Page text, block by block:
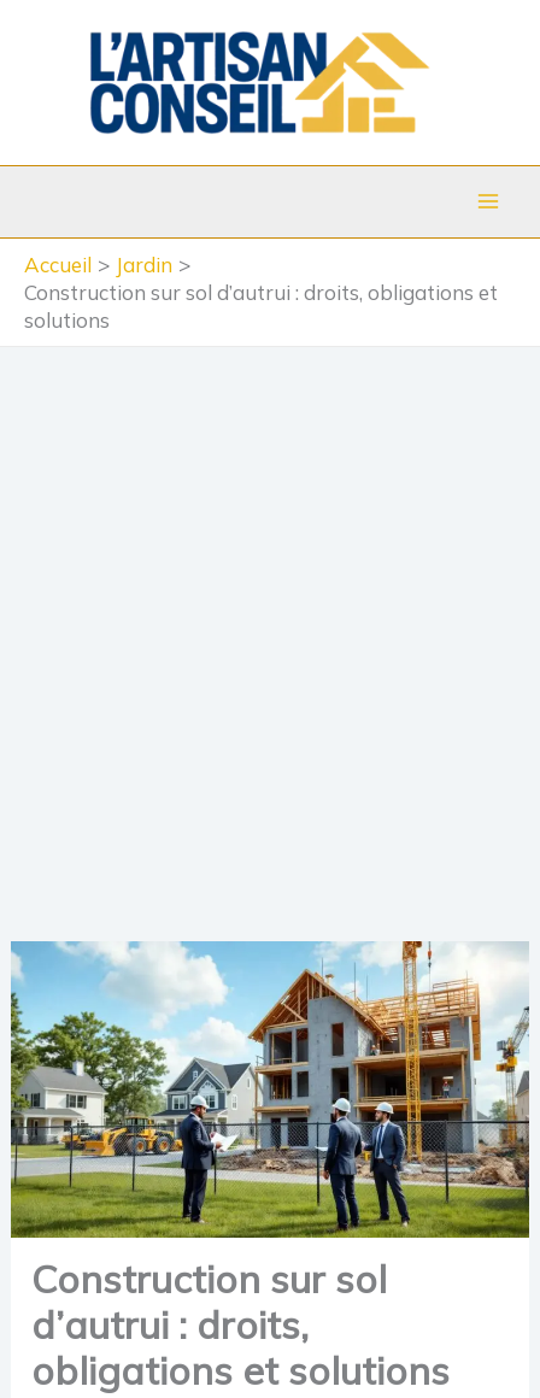
Accueil
Jardin
Construction sur sol d’autrui : droits, obligations et
solutions
Construction sur sol
d’autrui : droits,
obligations et solutions